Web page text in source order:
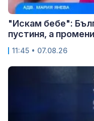
"Искам бебе":
пустиня, а
11:45 • 07.08.26